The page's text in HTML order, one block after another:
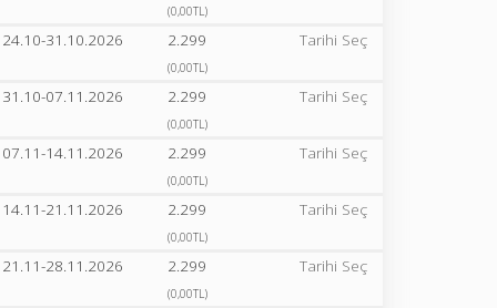
(0,00TL)
24.10-31.10.2026 2.299
(0,00TL)
Tarihi Seç
31.10-07.11.2026 2.299
(0,00TL)
Tarihi Seç
07.11-14.11.2026 2.299
(0,00TL)
Tarihi Seç
14.11-21.11.2026 2.299
(0,00TL)
Tarihi Seç
21.11-28.11.2026 2.299
(0,00TL)
Tarihi Seç